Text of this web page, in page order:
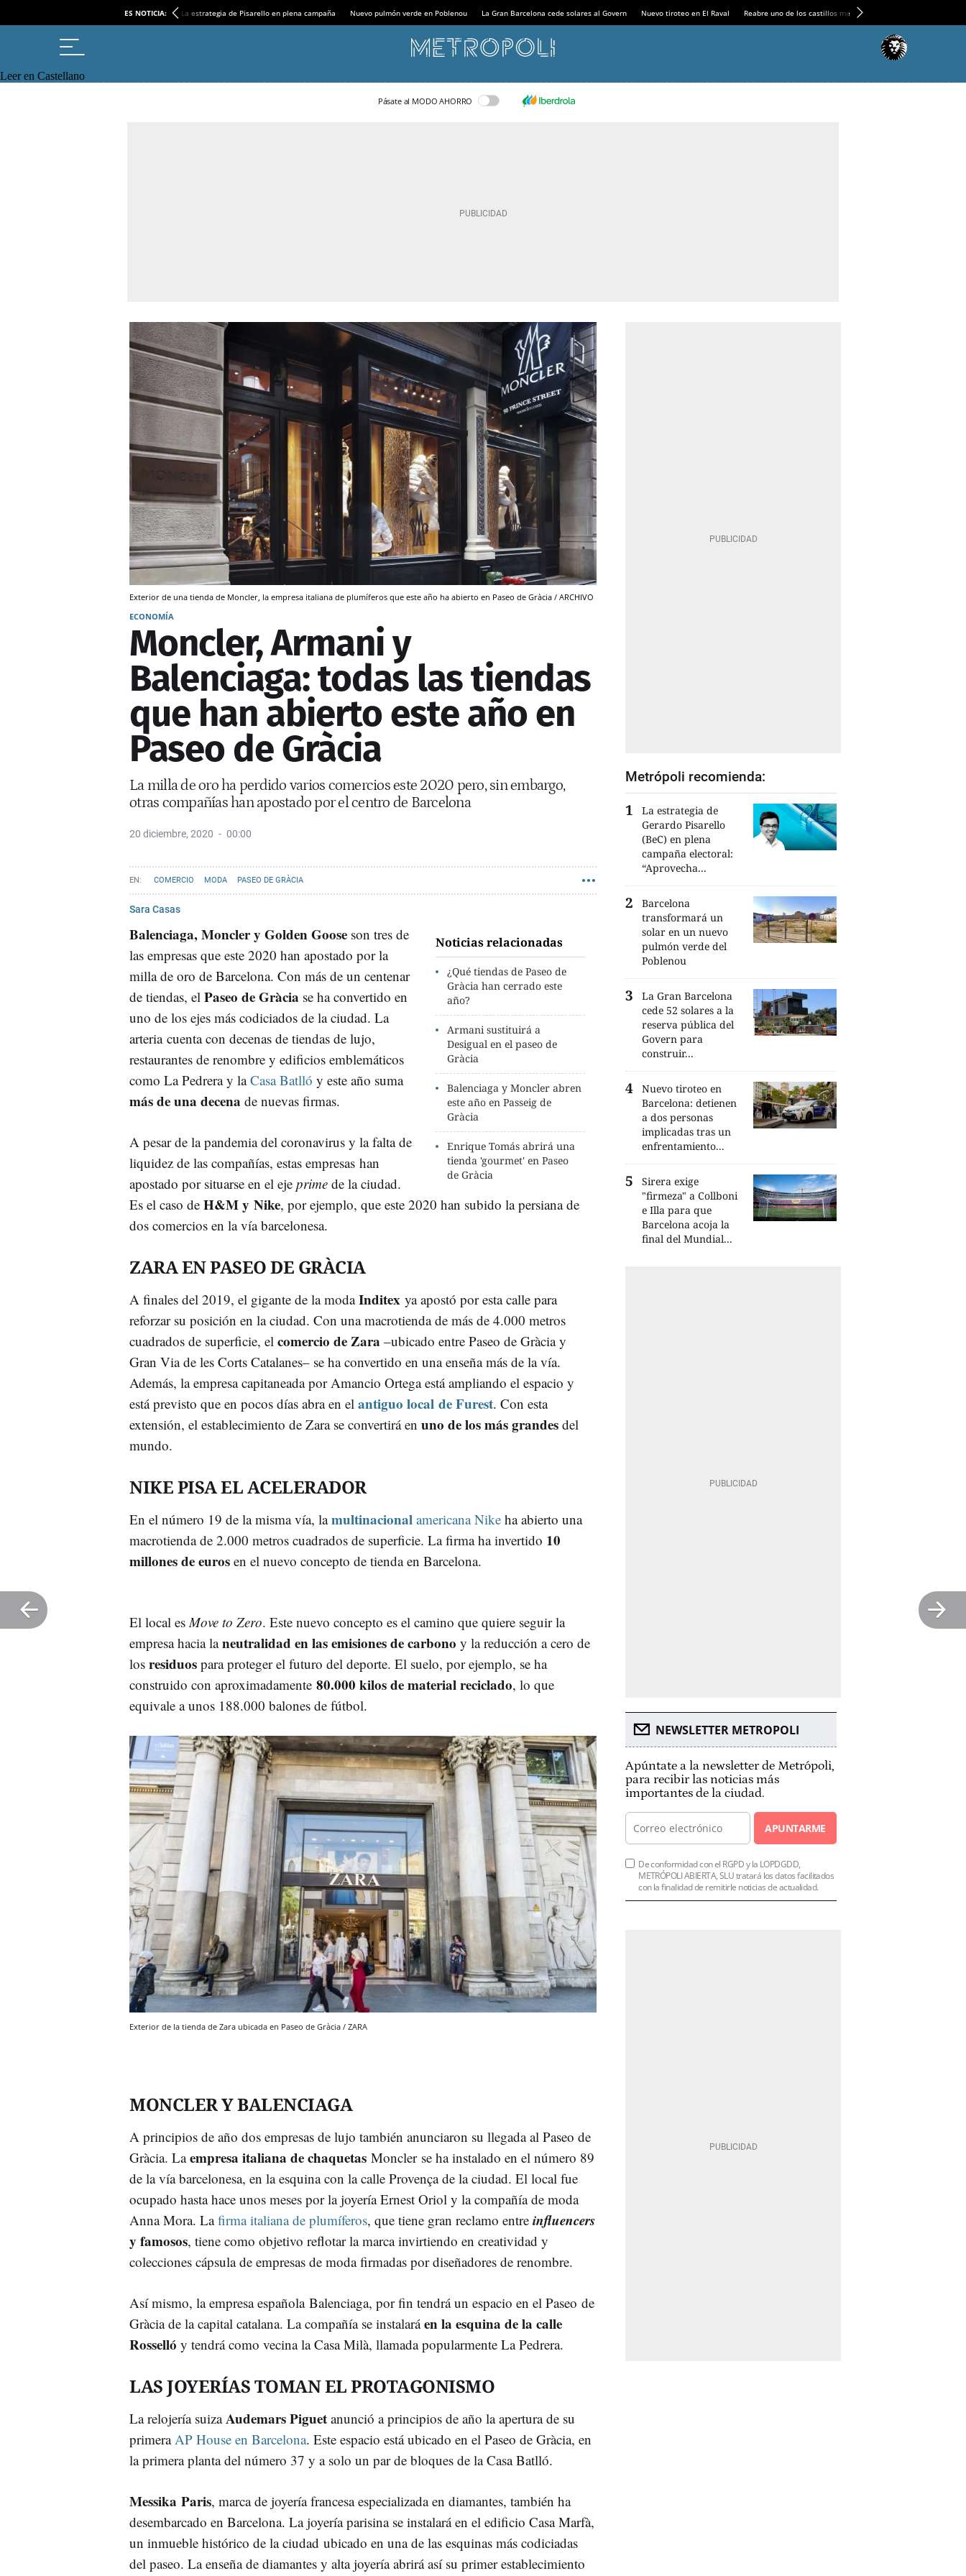
ES NOTICIA: La estrategia de Pisarello en plena campaña Nuevo pulmón verde en Poblenou La Gran Barcelona cede solares al Govern Nuevo tiroteo en El Raval Reabre uno de los castillos medievales más espectaculares
Leer en Castellano
Pásate al MODO AHORRO
Exterior de una tienda de Moncler, la empresa italiana de plumíferos que este año ha abierto en Paseo de Gràcia / ARCHIVO
ECONOMÍA
Moncler, Armani y
Balenciaga: todas las tiendas
que han abierto este año en
Paseo de Gràcia
La milla de oro ha perdido varios comercios este 2020 pero, sin embargo,
otras compañías han apostado por el centro de Barcelona
20 diciembre, 2020 00:00
COMERCIO MODA PASEO DE GRÀCIA
Sara Casas
Noticias relacionadas
¿Qué tiendas de Paseo de
Gràcia han cerrado este
año?
Armani sustituirá a
Desigual en el paseo de
Gràcia
Balenciaga y Moncler abren
este año en Passeig de
Gràcia
Enrique Tomás abrirá una
tienda 'gourmet' en Paseo
de Gràcia
Balenciaga, Moncler y Golden Goose son tres de
las empresas que este 2020 han apostado por la
milla de oro de Barcelona. Con más de un centenar
de tiendas, el Paseo de Gràcia se ha convertido en
uno de los ejes más codiciados de la ciudad. La
arteria cuenta con decenas de tiendas de lujo,
restaurantes de renombre y edificios emblemáticos
como La Pedrera y laCasa Batlló y este año suma
más de una decena de nuevas firmas.
A pesar de la pandemia del coronavirus y la falta de
liquidez de las compañías, estas empresas han
apostado por situarse en el eje prime de la ciudad.
Es el caso de H&M y Nike, por ejemplo, que este 2020 han subido la persiana de
dos comercios en la vía barcelonesa.
ZARA EN PASEO DE GRÀCIA
A finales del 2019, el gigante de la modaInditex ya apostó por esta calle para
reforzar su posición en la ciudad. Con una macrotienda de más de 4.000 metros
cuadrados de superficie, el comercio deZara –ubicado entre Paseo de Gràcia y
Gran Via de les Corts Catalanes– se ha convertido en una enseña más de la vía.
Además, la empresa capitaneada por Amancio Ortega está ampliando el espacio y
está previsto que en pocos días abra en el antiguo local de Furest. Con esta
extensión, el establecimiento de Zara se convertirá en uno de los más grandes del
mundo.
NIKE PISA EL ACELERADOR
En el número 19 de la misma vía, lamultinacional americana Nike ha abierto una
macrotienda de 2.000 metros cuadrados de superficie. La firma ha invertido 10
millones de euros en el nuevo concepto de tienda en Barcelona.
El local es Move to Zero. Este nuevo concepto es el camino que quiere seguir la
empresa hacia laneutralidad en las emisiones de carbono y la reducción a cero de
los residuos para proteger el futuro del deporte. El suelo, por ejemplo, se ha
construido con aproximadamente 80.000 kilos de material reciclado, lo que
equivale a unos 188.000 balones de fútbol.
Exterior de la tienda de Zara ubicada en Paseo de Gràcia / ZARA
MONCLER Y BALENCIAGA
A principios de año dos empresas de lujo también anunciaron su llegada al Paseo de
Gràcia. Laempresa italiana de chaquetas Moncler se ha instalado en el número 89
de la vía barcelonesa, en la esquina con la calle Provença de la ciudad. El local fue
ocupado hasta hace unos meses por la joyería Ernest Oriol y la compañía de moda
Anna Mora. Lafirma italiana de plumíferos, que tiene gran reclamo entre influencers
y famosos, tiene como objetivo reflotar la marca invirtiendo en creatividad y
colecciones cápsula de empresas de moda firmadas por diseñadores de renombre.
Así mismo, la empresa española Balenciaga, por fin tendrá un espacio en el Paseo de
Gràcia de la capital catalana. La compañía se instalaráen la esquina de la calle
Rosselló y tendrá como vecina la Casa Milà, llamada popularmente La Pedrera.
LAS JOYERÍAS TOMAN EL PROTAGONISMO
La relojería suizaAudemars Piguet anunció a principios de año la apertura de su
primeraAP House en Barcelona. Este espacio está ubicado en el Paseo de Gràcia, en
la primera planta del número 37 y a solo un par de bloques de la Casa Batlló.
Messika Paris, marca de joyería francesa especializada en diamantes, también ha
desembarcado en Barcelona. La joyería parisina se instalará en el edificio Casa Marfà,
un inmueble histórico de la ciudad ubicado en una de las esquinas más codiciadas
del paseo. La enseña de diamantes y alta joyería abrirá así su primer establecimiento
Metrópoli recomienda:
La estrategia de
Gerardo Pisarello
(BeC) en plena
campaña electoral:
“Aprovecha...
Barcelona
transformará un
solar en un nuevo
pulmón verde del
Poblenou
La Gran Barcelona
cede 52 solares a la
reserva pública del
Govern para
construir...
Nuevo tiroteo en
Barcelona: detienen
a dos personas
implicadas tras un
enfrentamiento...
Sirera exige
"firmeza" a Collboni
e Illa para que
Barcelona acoja la
final del Mundial...
NEWSLETTER METROPOLI
Apúntate a la newsletter de Metrópoli,
para recibir las noticias más
importantes de la ciudad.
APUNTARME
De conformidad con el RGPD y la LOPDGDD,
METRÓPOLI ABIERTA, SLU tratará los datos facilitados
con la finalidad de remitirle noticias de actualidad.